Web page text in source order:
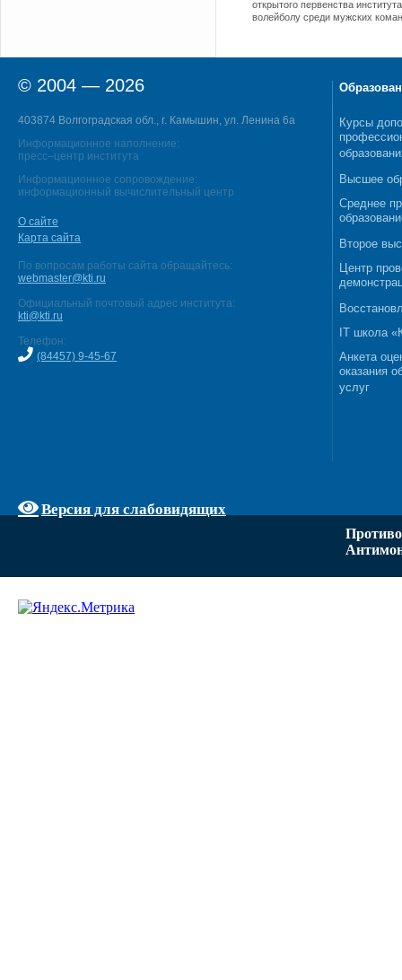
открытого первенства
волейболу среди мужских
© 2004 — 2026
403874 Волгоградская обл., г. Камышин, ул. Ленина 6а
Информационное наполнение:
пресс–центр института
Информационное сопровождение:
информационный вычислительный центр
О сайте
Карта сайта
По вопросам работы сайта обращайтесь:
webmaster@kti.ru
Официальный почтовый адрес института:
kti@kti.ru
Телефон:
(84457) 9-45-67
Версия для слабовидящих
Курсы
Высшее
Среднее
Второе
Центр
IT школа
Анкета
оказания
услуг